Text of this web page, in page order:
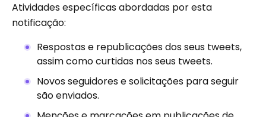
Atividades específicas abordadas por esta
notificação:
Respostas e republicações dos seus tweets,
assim como curtidas nos seus tweets.
Novos seguidores e solicitações para seguir
são enviados.